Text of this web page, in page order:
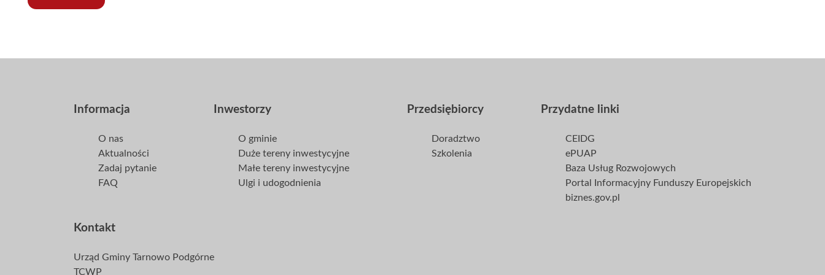
Informacja
O nas
Aktualności
Zadaj pytanie
FAQ
Inwestorzy
O gminie
Duże tereny inwestycyjne
Małe tereny inwestycyjne
Ulgi i udogodnienia
Przedsiębiorcy
Doradztwo
Szkolenia
Przydatne linki
CEIDG
ePUAP
Baza Usług Rozwojowych
Portal Informacyjny Funduszy Europejskich
biznes.gov.pl
Kontakt
Urząd Gminy Tarnowo Podgórne
TCWP